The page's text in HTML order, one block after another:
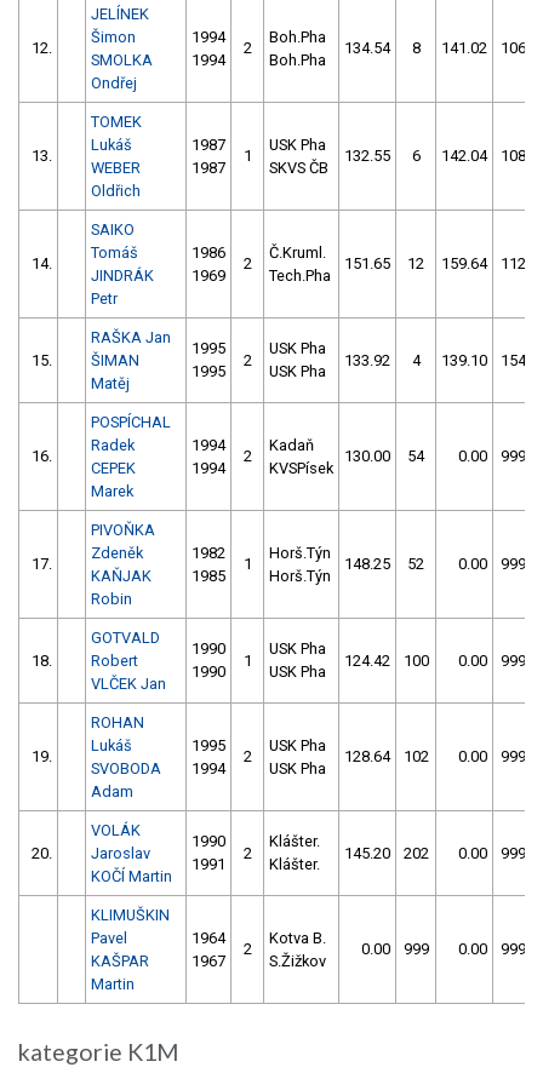
12.
JELÍNEK
Šimon
SMOLKA
Ondřej
1994
1994
2
Boh.Pha
Boh.Pha
134.54 8 141.02 106
13.
TOMEK
Lukáš
WEBER
Oldřich
1987
1987
1
USK Pha
SKVS ČB
132.55 6 142.04 108
14.
SAIKO
Tomáš
JINDRÁK
Petr
1986
1969
2
Č.Kruml.
Tech.Pha
151.65 12 159.64 112
15.
RAŠKA Jan
ŠIMAN
Matěj
1995
1995
2
USK Pha
USK Pha
133.92 4 139.10 154
16.
POSPÍCHAL
Radek
CEPEK
Marek
1994
1994
2
Kadaň
KVSPísek
130.00 54 0.00 999
17.
PIVOŇKA
Zdeněk
KAŇJAK
Robin
1982
1985
1
Horš.Týn
Horš.Týn
148.25 52 0.00 999
18.
GOTVALD
Robert
VLČEK Jan
1990
1990
1
USK Pha
USK Pha
124.42 100 0.00 999
19.
ROHAN
Lukáš
SVOBODA
Adam
1995
1994
2
USK Pha
USK Pha
128.64 102 0.00 999
20.
VOLÁK
Jaroslav
KOČÍ Martin
1990
1991
2
Klášter.
Klášter.
145.20 202 0.00 999
KLIMUŠKIN
Pavel
KAŠPAR
Martin
1964
1967
2
Kotva B.
S.Žižkov
0.00 999 0.00 999
kategorie K1M